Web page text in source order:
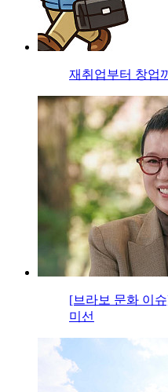
재취업부터 창업
[브라보 문화 이
미선